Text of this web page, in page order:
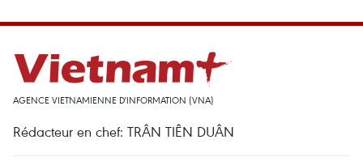
AGENCE VIETNAMIENNE D'INFORMATION (VNA)
Rédacteur en chef: TRÂN TIÊN DUÂN